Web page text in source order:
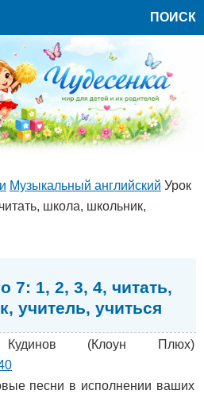
ПОИСК
Музыкальный английский Урок
школа, школьник,
7: 1, 2, 3, 4, читать,
учитель, учиться
(Клоун Плюх)
песни в исполнении ваших